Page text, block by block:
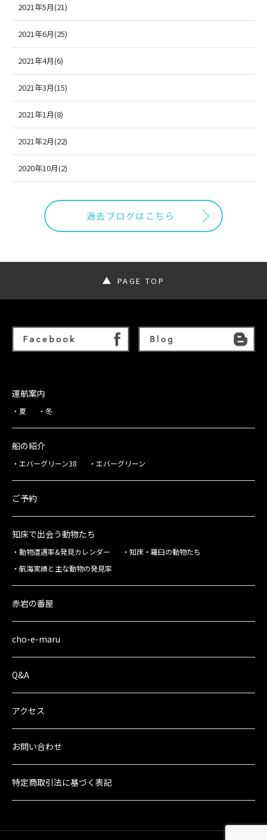
2021年5月(21)
2021年6月(25)
2021年4月(6)
2021年3月(15)
2021年1月(8)
2021年2月(22)
2020年10月(2)
過去ブログはこちら
PAGE TOP
運航案内
夏 冬
船の紹介
エバーグリーン38 エバーグリーン
ご予約
知床で出会う動物たち
動物遭遇率&発見カレンダー
知床・羅臼の動物たち
航海実績と主な動物の発見率
赤岩の番屋
cho-e-maru
Q&A
アクセス
お問い合わせ
特定商取引法に基づく表記